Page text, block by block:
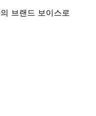
브랜드 보이스로